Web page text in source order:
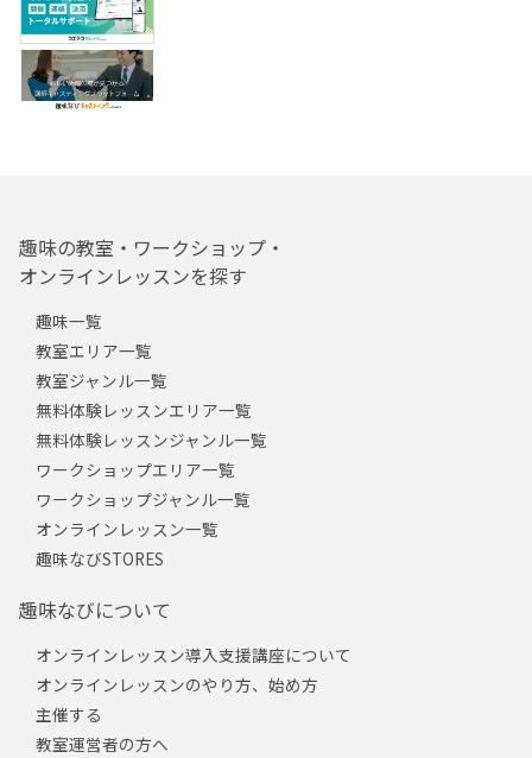
趣味の教室・ワークショップ・
オンラインレッスンを探す
趣味一覧
教室エリア一覧
教室ジャンル一覧
無料体験レッスンエリア一覧
無料体験レッスンジャンル一覧
ワークショップエリア一覧
ワークショップジャンル一覧
オンラインレッスン一覧
趣味なびSTORES
趣味なびについて
オンラインレッスン導入支援講座について
オンラインレッスンのやり方、始め方
主催する
教室運営者の方へ